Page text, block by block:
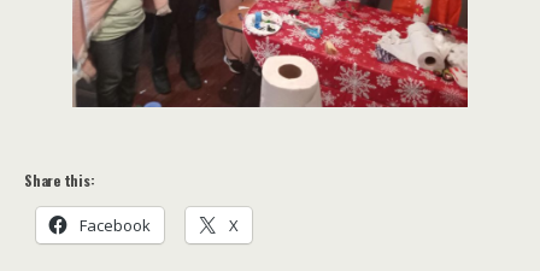
Share this:
Facebook X